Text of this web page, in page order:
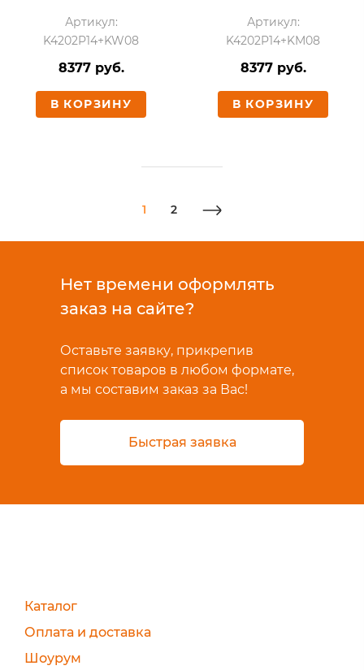
Артикул:
K4202P14+KW08
8377 руб.
В КОРЗИНУ
Артикул:
K4202P14+KM08
8377 руб.
В КОРЗИНУ
1 2
Нет времени оформлять
заказ на сайте?
Оставьте заявку, прикрепив
список товаров в любом формате,
а мы составим заказ за Вас!
Быстрая заявка
Каталог
Оплата и доставка
Шоурум